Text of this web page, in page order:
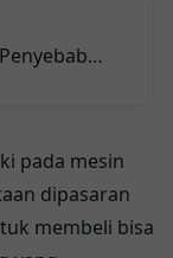
pada mesin
dipasaran
membeli bisa